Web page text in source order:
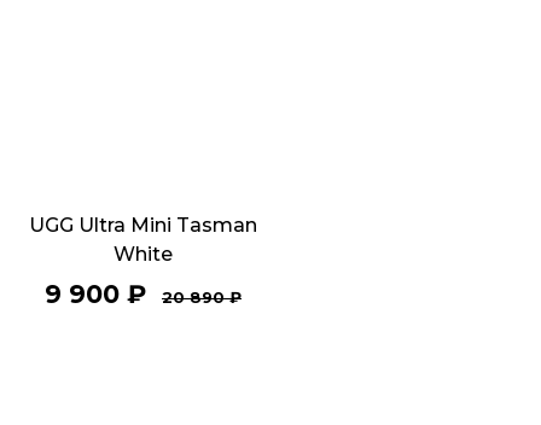
UGG Ultra Mini Tasman
White
9 900₽ 20 890₽